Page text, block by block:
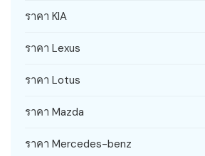
ราคา KIA
ราคา Lexus
ราคา Lotus
ราคา Mazda
ราคา Mercedes-benz